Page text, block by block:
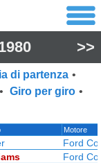
>>
di partenza •
• Giro per giro •
Motore
Ford
Ford